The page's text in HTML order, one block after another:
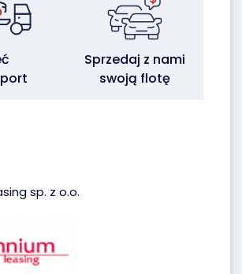
Sprzedaj z nami
swoją flotę
sp. z o.o.